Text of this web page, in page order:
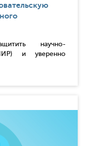
научно-
и уверенно